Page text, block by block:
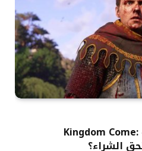
فشل إضافي يلاحق لعبة Kingdom Come: